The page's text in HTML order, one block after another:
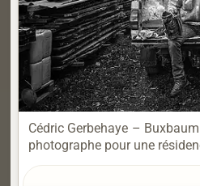
Cédric Gerbehaye –
photographe pour une